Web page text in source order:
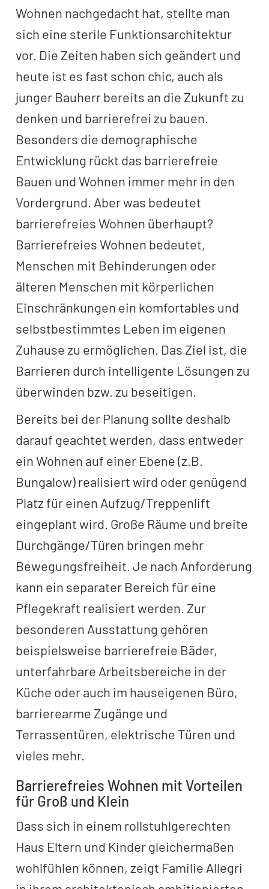
Wohnen nachgedacht hat, stellte man
sich eine sterile Funktionsarchitektur
vor. Die Zeiten haben sich geändert und
heute ist es fast schon chic, auch als
junger Bauherr bereits an die Zukunft zu
denken und barrierefrei zu bauen.
Besonders die demographische
Entwicklung rückt das barrierefreie
Bauen und Wohnen immer mehr in den
Vordergrund. Aber was bedeutet
barrierefreies Wohnen überhaupt?
Barrierefreies Wohnen bedeutet,
Menschen mit Behinderungen oder
älteren Menschen mit körperlichen
Einschränkungen ein komfortables und
selbstbestimmtes Leben im eigenen
Zuhause zu ermöglichen. Das Ziel ist, die
Barrieren durch intelligente Lösungen zu
überwinden bzw. zu beseitigen.
Bereits bei der Planung sollte deshalb
darauf geachtet werden, dass entweder
ein Wohnen auf einer Ebene (z.B.
Bungalow) realisiert wird oder genügend
Platz für einen Aufzug/Treppenlift
eingeplant wird. Große Räume und breite
Durchgänge/Türen bringen mehr
Bewegungsfreiheit. Je nach Anforderung
kann ein separater Bereich für eine
Pflegekraft realisiert werden. Zur
besonderen Ausstattung gehören
beispielsweise barrierefreie Bäder,
unterfahrbare Arbeitsbereiche in der
Küche oder auch im hauseigenen Büro,
barrierearme Zugänge und
Terrassentüren, elektrische Türen und
vieles mehr.
Barrierefreies Wohnen mit Vorteilen
für Groß und Klein
Dass sich in einem rollstuhlgerechten
Haus Eltern und Kinder gleichermaßen
wohlfühlen können, zeigt Familie Allegri